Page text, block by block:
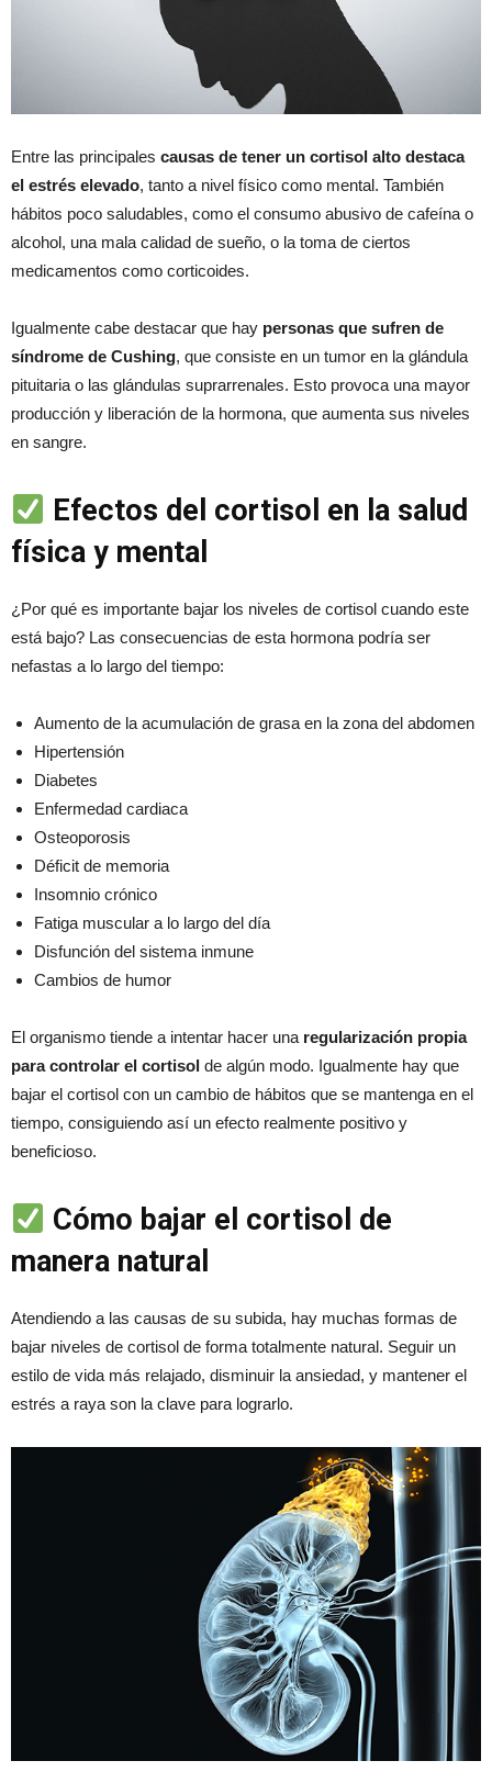
Entre las principales causas de tener un cortisol alto destaca
el estrés elevado, tanto a nivel físico como mental. También
hábitos poco saludables, como el consumo abusivo de cafeína o
alcohol, una mala calidad de sueño, o la toma de ciertos
medicamentos como corticoides.
Igualmente cabe destacar que hay personas que sufren de
síndrome de Cushing, que consiste en un tumor en la glándula
pituitaria o las glándulas suprarrenales. Esto provoca una mayor
producción y liberación de la hormona, que aumenta sus niveles
en sangre.
Efectos del cortisol en la salud
física y mental
¿Por qué es importante bajar los niveles de cortisol cuando este
está bajo? Las consecuencias de esta hormona podría ser
nefastas a lo largo del tiempo:
Aumento de la acumulación de grasa en la zona del abdomen
Hipertensión
Diabetes
Enfermedad cardiaca
Osteoporosis
Déficit de memoria
Insomnio crónico
Fatiga muscular a lo largo del día
Disfunción del sistema inmune
Cambios de humor
El organismo tiende a intentar hacer una regularización propia
para controlar el cortisol de algún modo. Igualmente hay que
bajar el cortisol con un cambio de hábitos que se mantenga en el
tiempo, consiguiendo así un efecto realmente positivo y
beneficioso.
Cómo bajar el cortisol de
manera natural
Atendiendo a las causas de su subida, hay muchas formas de
bajar niveles de cortisol de forma totalmente natural. Seguir un
estilo de vida más relajado, disminuir la ansiedad, y mantener el
estrés a raya son la clave para lograrlo.